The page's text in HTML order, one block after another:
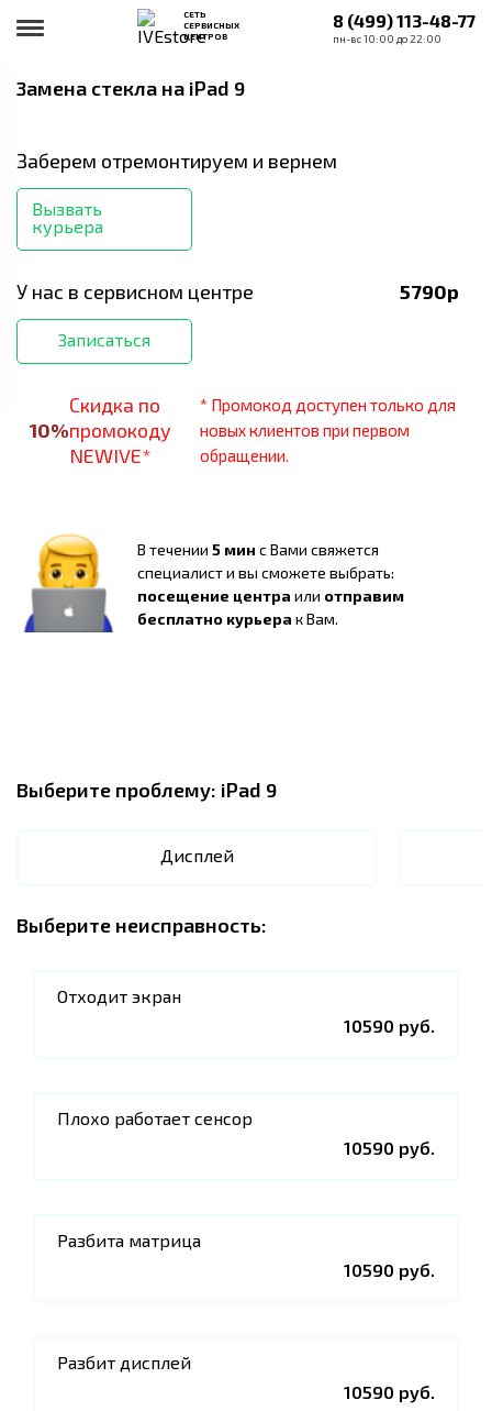
СЕТЬ
СЕРВИСНЫХ
ЦЕНТРОВ
8 (499) 113-48-77
пн-вс 10:00 до 22:00
Замена стекла на iPad 9
Заберем отремонтируем и вернем
Вызвать
курьера
У нас в сервисном центре 5790р
Записаться
10%
Скидка по
промокоду
NEWIVE*
* Промокод доступен только для
новых клиентов при первом
обращении.
В течении 5 мин с Вами свяжется
специалист и вы сможете выбрать:
посещение центра или отправим
бесплатно курьера к Вам.
Выберите проблему: iPad 9
Дисплей
Выберите неисправность:
Отходит экран
10590 руб.
Плохо работает сенсор
10590 руб.
Разбита матрица
10590 руб.
Разбит дисплей
10590 руб.